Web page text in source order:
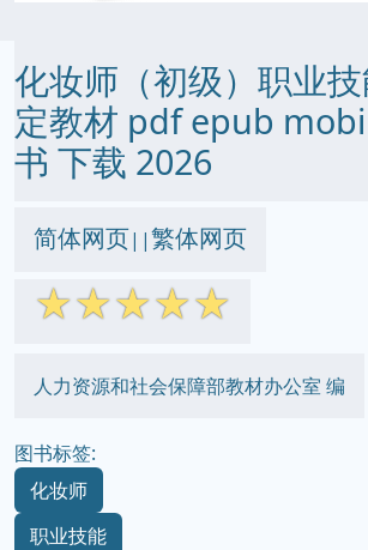
化妆师（初级）职业
定教材 pdf epub
书 下载 2026
简体网页||繁体网页
☆☆☆☆☆
人力资源和社会保障部教材办公室 编
图书标签:
化妆师
职业技能